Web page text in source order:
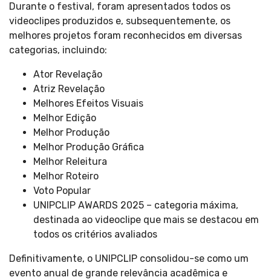
Durante o festival, foram apresentados todos os
videoclipes produzidos e, subsequentemente, os
melhores projetos foram reconhecidos em diversas
categorias, incluindo:
Ator Revelação
Atriz Revelação
Melhores Efeitos Visuais
Melhor Edição
Melhor Produção
Melhor Produção Gráfica
Melhor Releitura
Melhor Roteiro
Voto Popular
UNIPCLIP AWARDS 2025 – categoria máxima,
destinada ao videoclipe que mais se destacou em
todos os critérios avaliados
Definitivamente, o UNIPCLIP consolidou-se como um
evento anual de grande relevância acadêmica e